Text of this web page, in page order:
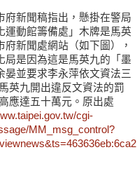
府新聞稿指出，懸掛在警局
運動館籌備處」木牌是馬英
府新聞處網站（如下圖），
局是因為這是馬英九的「墨
晏並要求李永萍依文資法三
英九開出違反文資法的罰
應達五十萬元。原出處
cgi-
MM_msg_control?